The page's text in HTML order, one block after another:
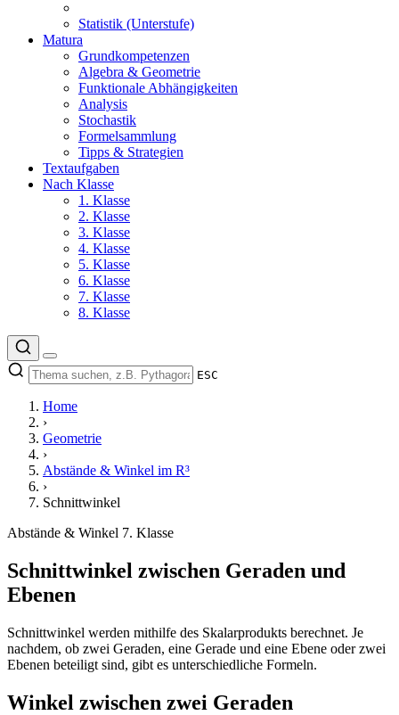
Statistik (Unterstufe)
Matura
Grundkompetenzen
Algebra & Geometrie
Funktionale Abhängigkeiten
Analysis
Stochastik
Formelsammlung
Tipps & Strategien
Textaufgaben
Nach Klasse
1. Klasse
2. Klasse
3. Klasse
4. Klasse
5. Klasse
6. Klasse
7. Klasse
8. Klasse
ESC
Home
›
Geometrie
›
Abstände & Winkel im R³
›
Schnittwinkel
Abstände & Winkel 7. Klasse
Schnittwinkel zwischen Geraden und
Ebenen
Schnittwinkel werden mithilfe des Skalarprodukts berechnet. Je
nachdem, ob zwei Geraden, eine Gerade und eine Ebene oder zwei
Ebenen beteiligt sind, gibt es unterschiedliche Formeln.
Winkel zwischen zwei Geraden